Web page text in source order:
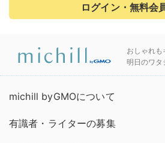
ログイン・無料会
おしゃれも
明日のワタ
michill byGMOについて
有識者・ライターの募集